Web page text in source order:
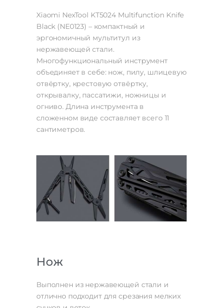
Xiaomi NexTool KT5024 Multifunction Knife
Black (NE0123) – компактный и
эргономичный мультитул из
нержавеющей стали.
Многофункциональный инструмент
объединяет в себе: нож, пилу, шлицевую
отвёртку, крестовую отвёртку,
открывалку, пассатижи, ножницы и
огниво. Длина инструмента в
сложенном виде составляет всего 11
сантиметров.
Нож
Выполнен из нержавеющей стали и
отлично подходит для срезания мелких